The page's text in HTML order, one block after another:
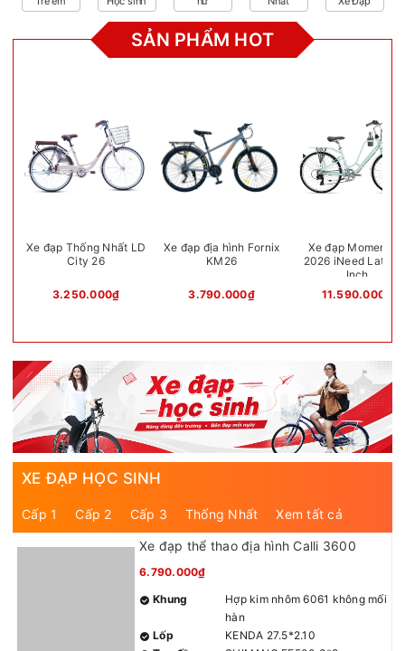
SẢN PHẨM HOT
Xe đạp Thống Nhất LD
City 26
3.250.000₫
Xe đạp địa hình Fornix
KM26
3.790.000₫
Xe đạp
2026 iNeed Latte
Inch
11.590.000₫
XE ĐẠP HỌC SINH
Cấp 1 Cấp 2 Cấp 3 Thống Nhất Xem tất cả
Xe đạp thể thao địa hình Calli 3600
6.790.000₫
Khung
Hợp kim nhôm 6061 không mối
hàn
Lốp
KENDA 27.5*2.10